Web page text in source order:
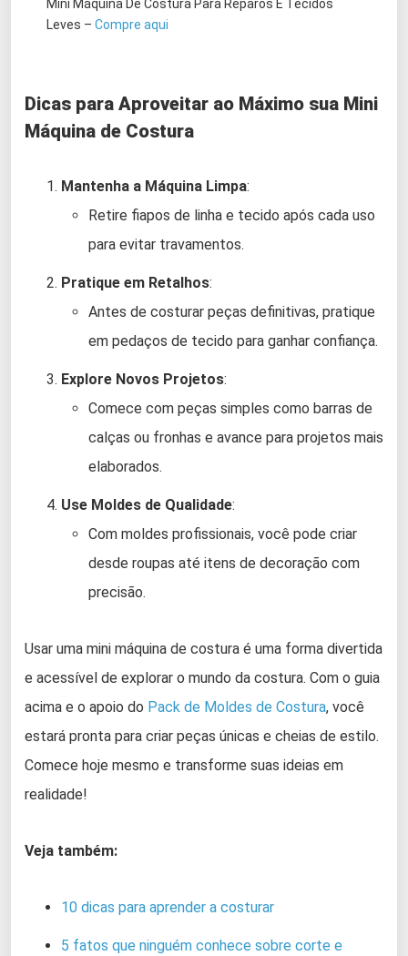
Mini Máquina De Costura Para Reparos E Tecidos
Leves – Compre aqui
Dicas para Aproveitar ao Máximo sua Mini
Máquina de Costura
Mantenha a Máquina Limpa:
Retire fiapos de linha e tecido após cada uso
para evitar travamentos.
Pratique em Retalhos:
Antes de costurar peças definitivas, pratique
em pedaços de tecido para ganhar confiança.
Explore Novos Projetos:
Comece com peças simples como barras de
calças ou fronhas e avance para projetos mais
elaborados.
Use Moldes de Qualidade:
Com moldes profissionais, você pode criar
desde roupas até itens de decoração com
precisão.
Usar uma mini máquina de costura é uma forma divertida
e acessível de explorar o mundo da costura. Com o guia
acima e o apoio do Pack de Moldes de Costura, você
estará pronta para criar peças únicas e cheias de estilo.
Comece hoje mesmo e transforme suas ideias em
realidade!
Veja também:
10 dicas para aprender a costurar
5 fatos que ninguém conhece sobre corte e